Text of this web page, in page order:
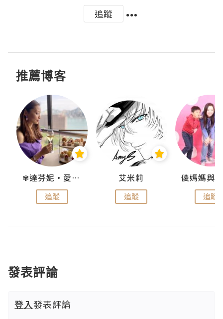
追蹤
推薦博客
✾達芬妮•愛孩子•愛生活✾
追蹤
艾米莉
追蹤 追蹤
發表評論
登入發表評論